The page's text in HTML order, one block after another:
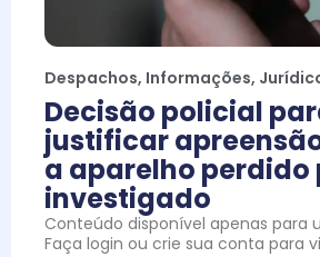
Despachos, Informações,
Decisão policial
justificar
a aparelho perdido
investigado
Conteúdo disponível apenas para
Faça login ou crie sua conta para